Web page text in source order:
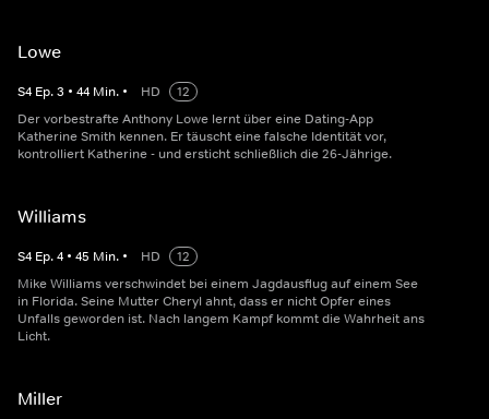
Lowe
S4 Ep.3 • 44 Min. • HD
12
Der vorbestrafte Anthony Lowe lernt über eine Dating-App
Katherine Smith kennen. Er täuscht eine falsche Identität vor,
kontrolliert Katherine - und ersticht schließlich die 26-Jährige.
Williams
S4 Ep.4 • 45 Min. • HD
12
Mike Williams verschwindet bei einem Jagdausflug auf einem See
in Florida. Seine Mutter Cheryl ahnt, dass er nicht Opfer eines
Unfalls geworden ist. Nach langem Kampf kommt die Wahrheit ans
Licht.
Miller